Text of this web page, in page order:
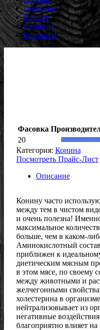
Говядина
Курица
Свинина
Контакты
Фасовка
20
Категория: Конина
Посмотреть Прайс-Лист
Описание
Конину часто
между тем в чистом
и очень полезна!
максимальное
больше, чем в каком-
Аминокислотный
приближен к
диетическим мясным
в этом мясе, по своему
между животными и
желчегонными
холестерина в
нейтрализовывает из
негативные
благоприятно влияет